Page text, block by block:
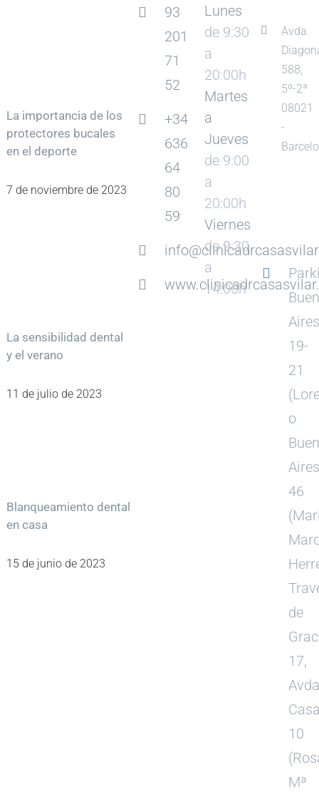
La importancia de los
protectores bucales
en el deporte
7 de noviembre de 2023
La sensibilidad dental
y el verano
11 de julio de 2023
Blanqueamiento dental
en casa
15 de junio de 2023
93
201
71
52
+34
636
64
80
59
Lunes
de 9:30
a
20:00h
Martes
a
Jueves
de 9:00
a
20:00h
Viernes
de 9:30
a
14:00h
Avda.
588,
5º-2ª
08021
-
Aires
19-
21
o
Aires
46
de
17,
10
Mª